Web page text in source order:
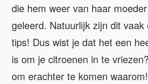
die hem weer van haar
geleerd. Natuurlijk zijn dit
tips! Dus wist je dat het een
is om je citroenen in te
om erachter te komen waarom!